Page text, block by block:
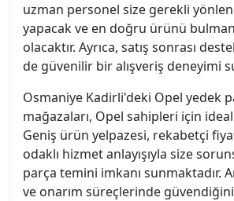
uzman personel size gerekli
yapacak ve en doğru ürünü
olacaktır. Ayrıca, satış sonrası
de güvenilir bir alışveriş deneyimi
Osmaniye Kadirli'deki Opel yedek
mağazaları, Opel sahipleri için
Geniş ürün yelpazesi, rekabetçi
odaklı hizmet anlayışıyla size
parça temini imkanı sunmaktadır.
ve onarım süreçlerinde